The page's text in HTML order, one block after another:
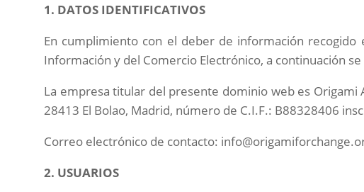
1. DATOS IDENTIFICATIVOS
En cumplimiento con el deber de información
Información y del Comercio Electrónico, a continuación
La empresa titular del presente dominio web es Origami
28413 El Bolao, Madrid, número de C.I.F.: B88328406
Correo electrónico de contacto:
2. USUARIOS